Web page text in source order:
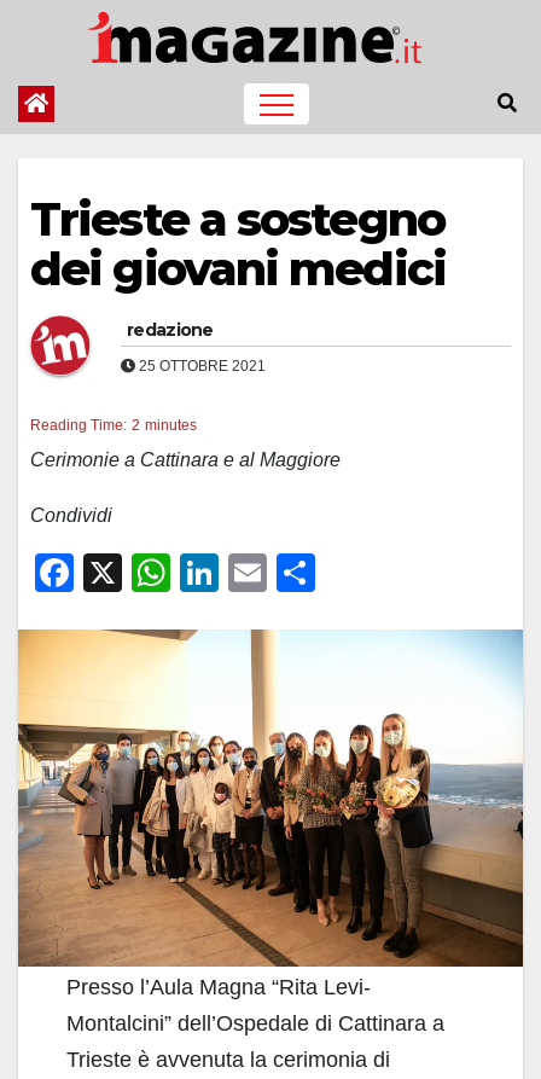
contenuto
Trieste a sostegno
dei giovani medici
redazione
25 OTTOBRE 2021
Reading Time: 2 minutes
Cerimonie a Cattinara e al Maggiore
Condividi
F
c
b
o
o
k
X
W
at
A
p
p
Li
dI
n
E
ail
vi
di
Presso l’Aula Magna “Rita Levi-
Montalcini” dell’Ospedale di Cattinara a
Trieste è avvenuta la cerimonia di